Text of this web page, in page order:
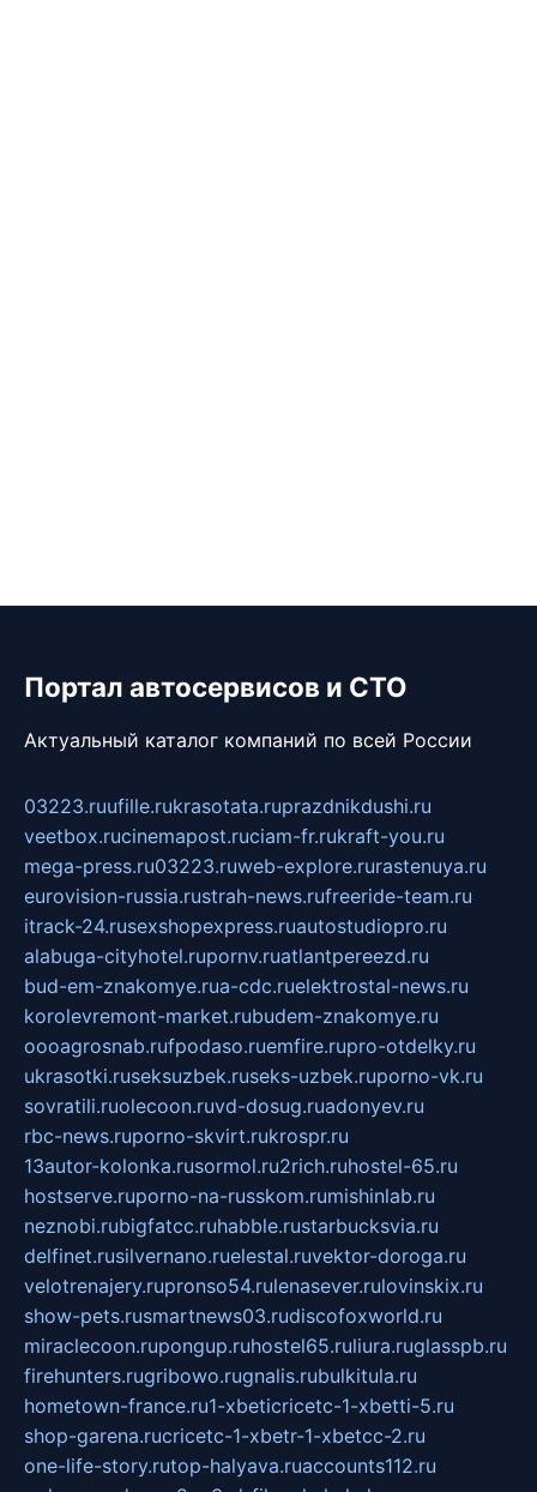
Портал автосервисов и СТО
Актуальный каталог компаний по всей России
03223.ruufille.rukrasotata.ruprazdnikdushi.ru
veetbox.rucinemapost.ruciam-fr.rukraft-you.ru
mega-press.ru03223.ruweb-explore.rurastenuya.ru
eurovision-russia.rustrah-news.rufreeride-team.ru
itrack-24.rusexshopexpress.ruautostudiopro.ru
alabuga-cityhotel.rupornv.ruatlantpereezd.ru
bud-em-znakomye.rua-cdc.ruelektrostal-news.ru
korolevremont-market.rubudem-znakomye.ru
oooagrosnab.rufpodaso.ruemfire.rupro-otdelky.ru
ukrasotki.ruseksuzbek.ruseks-uzbek.ruporno-vk.ru
sovratili.ruolecoon.ruvd-dosug.ruadonyev.ru
rbc-news.ruporno-skvirt.rukrospr.ru
13autor-kolonka.rusormol.ru2rich.ruhostel-65.ru
hostserve.ruporno-na-russkom.rumishinlab.ru
neznobi.rubigfatcc.ruhabble.rustarbucksvia.ru
delfinet.rusilvernano.ruelestal.ruvektor-doroga.ru
velotrenajery.rupronso54.rulenasever.rulovinskix.ru
show-pets.rusmartnews03.rudiscofoxworld.ru
miraclecoon.rupongup.ruhostel65.ruliura.ruglasspb.ru
firehunters.rugribowo.rugnalis.rubulkitula.ru
hometown-france.ru1-xbeticricetc-1-xbetti-5.ru
shop-garena.rucricetc-1-xbetr-1-xbetcc-2.ru
one-life-story.rutop-halyava.ruaccounts112.ru